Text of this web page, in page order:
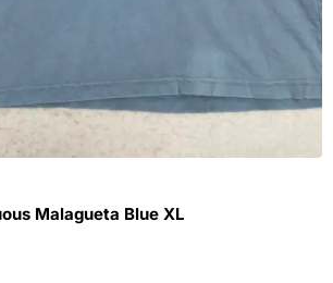
Malagueta Blue XL